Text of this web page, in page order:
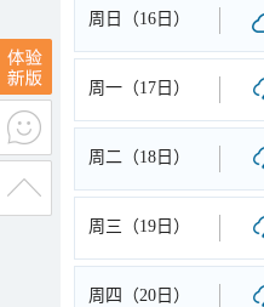
周日（16日）
周一（17日）
周二（18日）
周三（19日）
周四（20日）